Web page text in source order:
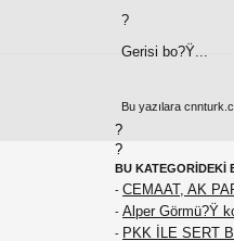
?
Gerisi bo?Ÿ...
Bu yazılara
?
?
BU KATEGORİDEKİ
- CEMAAT, AK
- Alper Görmü?Ÿ
- PKK İLE SERT